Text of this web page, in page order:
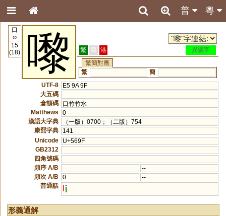
粵
普
口
30
15
(18)
嚟 繁 簡 港
異讀字
繁簡對應
繁
簡
UTF-8
E5 9A 9F
大五碼
倉頡碼
口竹竹水
Matthews
0
漢語大字典
（一版）0700；（二版）754
康熙字典
141
Unicode
U+569F
GB2312
四角號碼
頻序 A/B
--
頻次 A/B
0
--
普通話
l
形義通解